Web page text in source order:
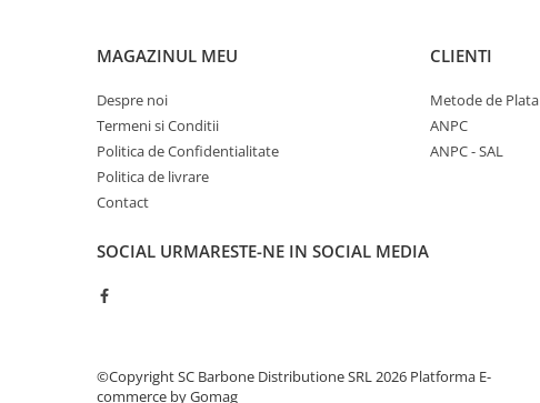
MAGAZINUL MEU
Despre noi
Termeni si Conditii
Politica de Confidentialitate
Politica de livrare
Contact
CLIENTI
Metode de Plata
ANPC
ANPC - SAL
SOCIAL URMARESTE-NE IN SOCIAL MEDIA
©Copyright SC Barbone Distributione SRL 2026 Platforma E-
commerce by Gomag